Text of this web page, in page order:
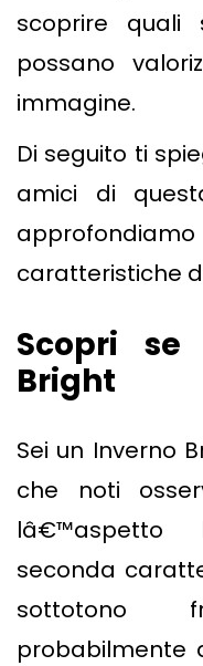
scoprire
possano
immagine.
Di seguito ti
amici di
caratteristiche
Scopri
Bright
Sei un Inverno
che noti
lâ€™aspetto
seconda
sottotono
probabilmente